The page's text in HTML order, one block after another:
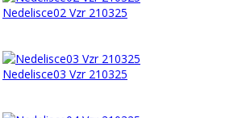
Nedelisce02 Vzr 210325
Nedelisce03 Vzr 210325